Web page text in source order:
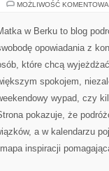
MOŻLIWOŚĆ
w Berku to blog
opowiadania z
które chcą
spokojem,
wypad, czy
pokazuje, że
a w kalendarzu
inspiracji